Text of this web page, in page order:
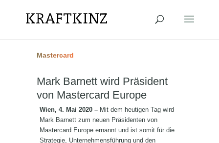
Mastercard
Mark Barnett wird Präsident
von Mastercard Europe
Wien, 4. Mai 2020 –Mit dem heutigen Tag wird
Mark Barnett zum neuen Präsidenten von
Mastercard Europe ernannt und ist somit für die
Strategie, Unternehmensführung und den